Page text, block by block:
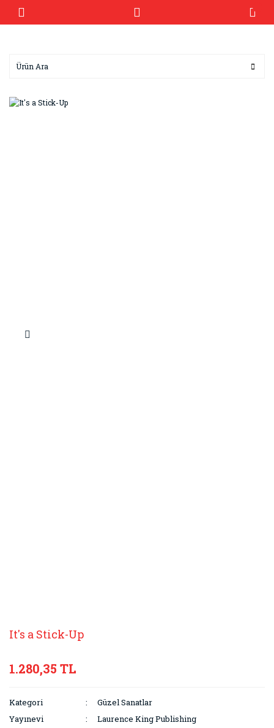
It's a Stick-Up
1.280,35 TL
Kategori
Güzel Sanatlar
Yayınevi
Laurence King Publishing